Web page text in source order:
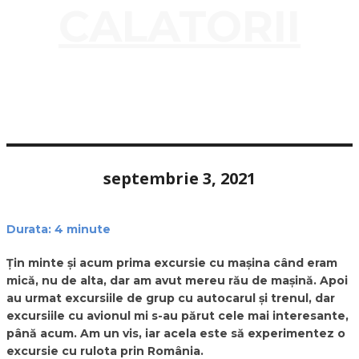
septembrie 3, 2021
Durata: 4 minute
Țin minte și acum prima excursie cu mașina când eram
mică, nu de alta, dar am avut mereu rău de mașină. Apoi
au urmat excursiile de grup cu autocarul și trenul, dar
excursiile cu avionul mi s-au părut cele mai interesante,
până acum. Am un vis, iar acela este să experimentez o
excursie cu rulota prin România.